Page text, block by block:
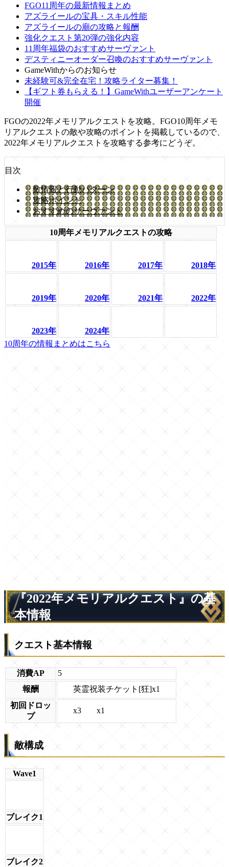
FGO11周年の最新情報まとめ
アズライールの宝具・スキル性能
アズライールの廟の攻略と報酬
強化クエスト第20弾の強化内容
11周年福袋のおすすめサーヴァント
デスティニーオーダー召喚のおすすめサーヴァント
GameWithからのお知らせ
未経験可&完全在宅！攻略ライター募集！
【ギフト券もらえる！】GameWithユーザーアンケート
開催
FGOの2022年メモリアルクエストを攻略。FGO10周年メモ
リアルクエストの敵や攻略のポイントを掲載しているので、
2022年メモリアルクエストを攻略する参考にどうぞ。
目次
敵情報と行動パターン
攻略ポイント
おすすめのサーヴァント
10周年メモリアルクエストの攻略
2015年 2016年 2017年 2018年
2019年 2020年 2021年 2022年
2023年
2024年
10周年の情報まとめはこちら
『2022年メモリアルクエスト』の基
本情報
クエスト基本情報
消費AP
5
報酬
英霊祝装チケット[狂]x1
初回ドロッ
プ
x3 x1
敵構成
Wave1
ブレイク1
ブレイク2